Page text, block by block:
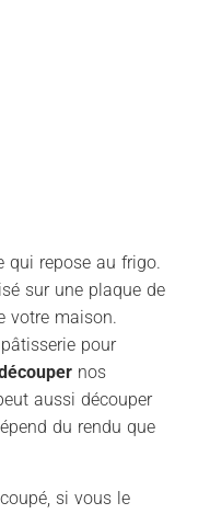
qui repose au frigo.
sur une plaque de
votre maison.
pour
nos
aussi découper
du rendu que
si vous le